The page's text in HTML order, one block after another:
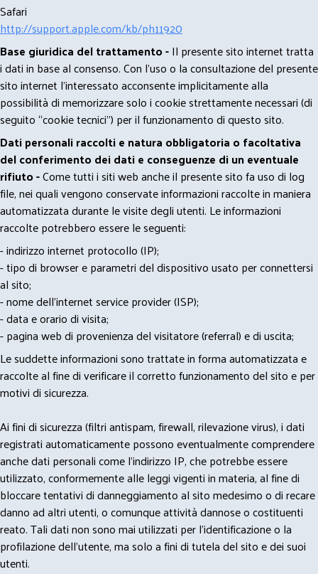
Safari
http://support.apple.com/kb/ph11920
Base giuridica del trattamento -Il presente sito internet tratta
i dati in base al consenso. Con l'uso o la consultazione del presente
sito internet l’interessato acconsente implicitamente alla
possibilità di memorizzare solo i cookie strettamente necessari (di
seguito “cookie tecnici”) per il funzionamento di questo sito.
Dati personali raccolti e natura obbligatoria o facoltativa
del conferimento dei dati e conseguenze di un eventuale
rifiuto -Come tutti i siti web anche il presente sito fa uso di log
file, nei quali vengono conservate informazioni raccolte in maniera
automatizzata durante le visite degli utenti. Le informazioni
raccolte potrebbero essere le seguenti:
- indirizzo internet protocollo (IP);
- tipo di browser e parametri del dispositivo usato per connettersi
al sito;
- nome dell'internet service provider (ISP);
- data e orario di visita;
- pagina web di provenienza del visitatore (referral) e di uscita;
Le suddette informazioni sono trattate in forma automatizzata e
raccolte al fine di verificare il corretto funzionamento del sito e per
motivi di sicurezza.
Ai fini di sicurezza (filtri antispam, firewall, rilevazione virus), i dati
registrati automaticamente possono eventualmente comprendere
anche dati personali come l'indirizzo IP, che potrebbe essere
utilizzato, conformemente alle leggi vigenti in materia, al fine di
bloccare tentativi di danneggiamento al sito medesimo o di recare
danno ad altri utenti, o comunque attività dannose o costituenti
reato. Tali dati non sono mai utilizzati per l'identificazione o la
profilazione dell'utente, ma solo a fini di tutela del sito e dei suoi
utenti.